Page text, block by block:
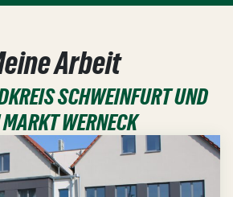
Arbeit
SCHWEINFURT UND
WERNECK